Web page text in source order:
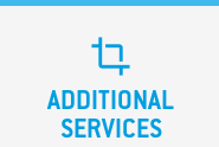

ADDITIONAL
SERVICES